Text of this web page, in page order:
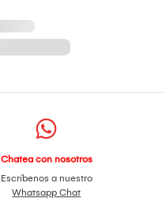
Chatea con nosotros
Escríbenos a nuestro
Whatsapp Chat